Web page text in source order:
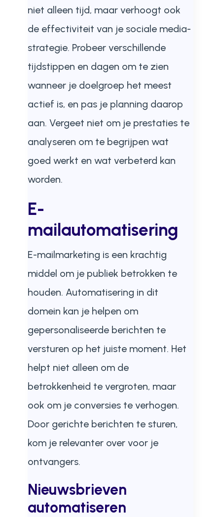
niet alleen tijd, maar verhoogt ook
de effectiviteit van je sociale media-
strategie. Probeer verschillende
tijdstippen en dagen om te zien
wanneer je doelgroep het meest
actief is, en pas je planning daarop
aan. Vergeet niet om je prestaties te
analyseren om te begrijpen wat
goed werkt en wat verbeterd kan
worden.
E-
mailautomatisering
E-mailmarketing is een krachtig
middel om je publiek betrokken te
houden. Automatisering in dit
domein kan je helpen om
gepersonaliseerde berichten te
versturen op het juiste moment. Het
helpt niet alleen om de
betrokkenheid te vergroten, maar
ook om je conversies te verhogen.
Door gerichte berichten te sturen,
kom je relevanter over voor je
ontvangers.
Nieuwsbrieven
automatiseren